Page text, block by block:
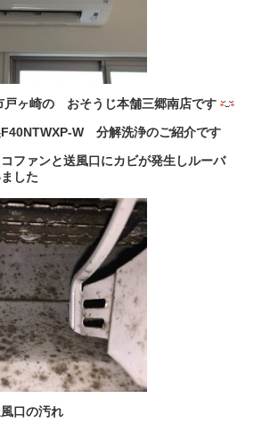
ヶ崎の おそうじ本舗三郷南店です
W 分解洗浄のご紹介です
ファンと送風口にカビが発生しルーバ
した
口の汚れ